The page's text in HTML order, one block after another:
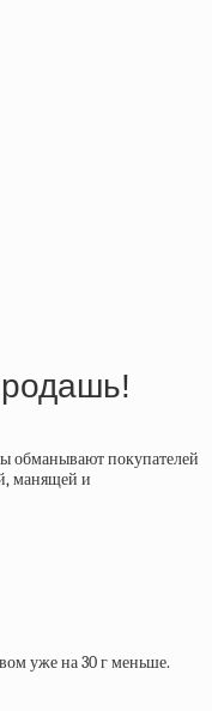
обманывают покупателей
манящей и
уже на 30 г меньше.